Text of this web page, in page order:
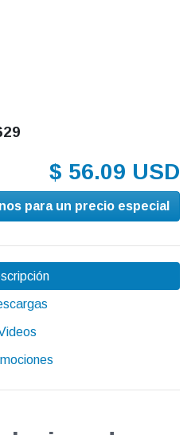
$ 56.09 USD
para un precio especial